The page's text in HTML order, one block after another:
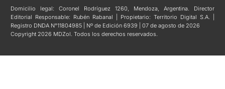
Domicilio legal: Coronel Rodríguez 1260, Mendoza, Argentina. Director
Editorial Responsable: Rubén Rabanal | Propietario: Territorio Digital S.A. |
Registro DNDA N°11804985 | Nº de Edición 6939 | 07 de agosto de 2026
Copyright 2026 MDZol. Todos los derechos reservados.